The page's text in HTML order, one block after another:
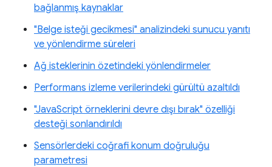
bağlanmış kaynaklar
"Belge isteği gecikmesi" analizindeki sunucu yanıtı
ve yönlendirme süreleri
Ağ isteklerinin özetindeki yönlendirmeler
Performans izleme verilerindeki gürültü azaltıldı
"JavaScript örneklerini devre dışı bırak" özelliği
desteği sonlandırıldı
Sensörlerdeki coğrafi konum doğruluğu
parametresi